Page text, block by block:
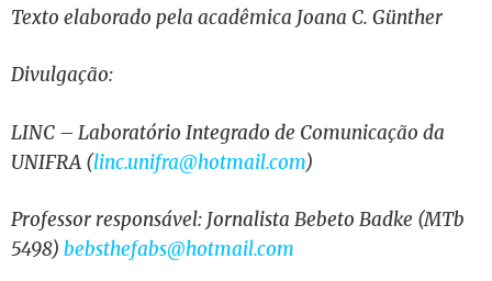
Texto elaborado pela acadêmica Joana C. Günther
Divulgação:
LINC – Laboratório Integrado de Comunicação da
UNIFRA (linc.unifra@hotmail.com)
Professor responsável: Jornalista Bebeto Badke (MTb
5498) bebsthefabs@hotmail.com